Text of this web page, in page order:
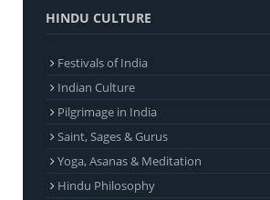
HINDU CULTURE
Festivals of India
Indian Culture
Pilgrimage in India
Saint, Sages & Gurus
Yoga, Asanas & Meditation
Hindu Philosophy